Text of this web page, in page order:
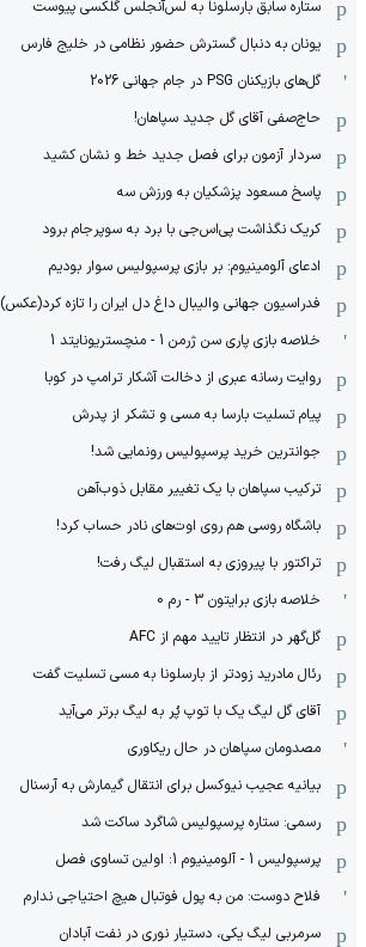
ستاره سابق بارسلونا به لس‌آنجلس گلکسی پیوست
یونان به دنبال گسترش حضور نظامی در خلیج فارس
گل‌های بازیکنان PSG در جام جهانی 2026
حاج‌صفی آقای گل جدید سپاهان!
سردار آزمون برای فصل جدید خط و نشان کشید
پاسخ مسعود پزشکیان به ورزش سه
کریک نگذاشت پی‌اس‌جی با برد به سوپرجام برود
ادعای آلومینیوم: بر بازی پرسپولیس سوار بودیم
فدراسیون جهانی والیبال داغ دل ایران را تازه کرد(عکس)
خلاصه بازی پاری سن ژرمن 1 - منچستریونایتد 1
روایت رسانه عبری از دخالت آشکار ترامپ در کوبا
پیام تسلیت بارسا به مسی و تشکر از پدرش
جوانترین خرید پرسپولیس رونمایی شد!
ترکیب سپاهان با یک تغییر مقابل ذوب‌آهن
باشگاه روسی هم روی اوت‌های نادر حساب کرد!
تراکتور با پیروزی به استقبال لیگ رفت!
خلاصه بازی برایتون 3 - رم 0
گل‌گهر در انتظار تایید مهم از ‌AFC
رئال مادرید زودتر از بارسلونا به مسی تسلیت گفت
آقای گل لیگ یک با توپ پُر به لیگ برتر می‌آید
مصدومان سپاهان در حال ریکاوری
بیانیه عجیب نیوکسل برای انتقال گیمارش به آرسنال
رسمی: ستاره پرسپولیس شاگرد ساکت شد
پرسپولیس 1 - آلومینیوم 1: اولین تساوی فصل
فلاح دوست: من به پول فوتبال هیچ احتیاجی ندارم
سرمربی لیگ یکی، دستیار نوری در نفت آبادان